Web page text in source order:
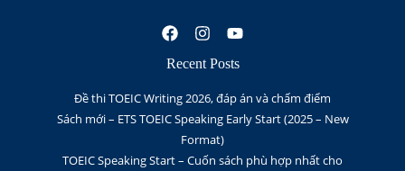
Recent Posts
Đề thi TOEIC Writing 2026, đáp án và chấm điểm
Sách mới – ETS TOEIC Speaking Early Start (2025 – New
Format)
TOEIC Speaking Start – Cuốn sách phù hợp nhất cho